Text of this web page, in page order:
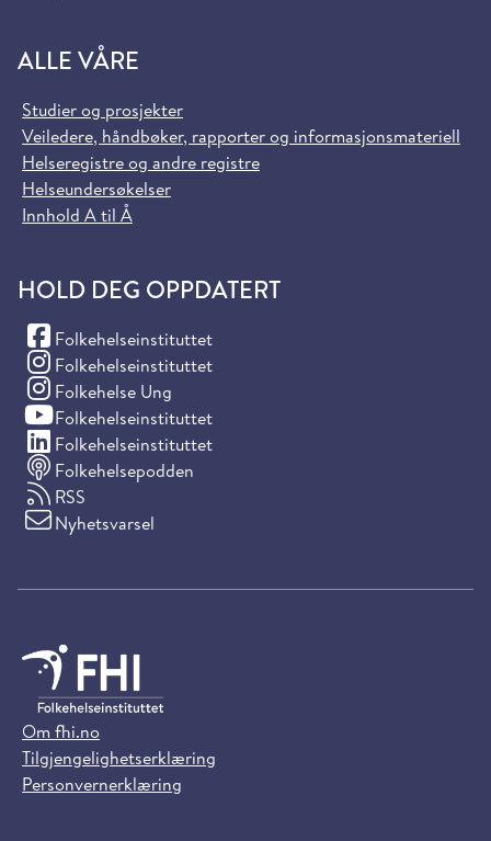
ALLE VÅRE
Studier og prosjekter
Veiledere, håndbøker, rapporter og informasjonsmateriell
Helseregistre og andre registre
Helseundersøkelser
Innhold A til Å
HOLD DEG OPPDATERT
Folkehelseinstituttet
(Facebook)
Folkehelseinstituttet
(Instagram)
Folkehelse Ung
(Instagram)
Folkehelseinstituttet
(YouTube)
Folkehelseinstituttet
(LinkedIn)
Folkehelsepodden
RSS
Nyhetsvarsel
Om fhi.no
Tilgjengelighetserklæring
Personvernerklæring